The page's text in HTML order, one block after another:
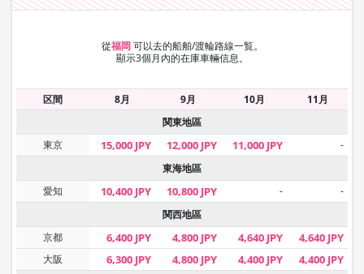
從福岡 可以去的船舶/渡輪路線一覧。
顯示3個月內的在庫車輛信息。
区間 8月 9月 10月
11月
関東地區
東京
15,000 JPY 12,000 JPY 11,000 JPY
-
東海地區
愛知
10,400 JPY 10,800 JPY -
-
関西地區
京都
6,400 JPY 4,800 JPY 4,640 JPY 4,640 JPY
大阪 6,300 JPY 4,800 JPY 4,400 JPY 4,400 JPY